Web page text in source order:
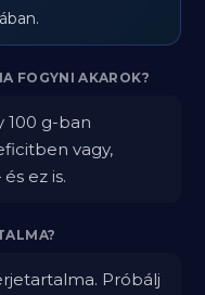
FOGYNI AKAROK?
100 g-ban
vagy,
ez is.
Próbálj